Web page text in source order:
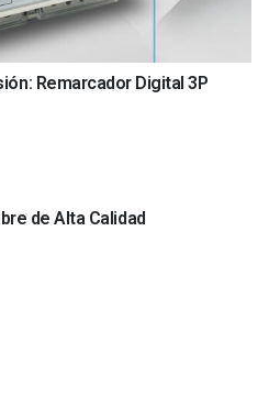
Remarcador Digital 3P
de Alta Calidad